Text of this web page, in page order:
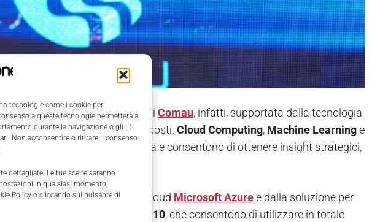
tecnologie come i cookie per
a queste tecnologie permetterà a
durante la navigazione o gli ID
Non acconsentire o ritirare il consenso
dettagliate. Le tue scelte saranno
in qualsiasi momento,
Policy o cliccando sul pulsante di
soluzioneComau DiWo di Comau, infatti, supportata dalla tecnologia
l’efficienza e ridurre i costi. Cloud Computing, Machine Learninge
e la manutenzione predittiva e consentono di ottenere insight strategici,
supportato dalla piattaforma cloud Microsoft Azuree dalla soluzione per
Windows 10, che consentono di utilizzare in totale